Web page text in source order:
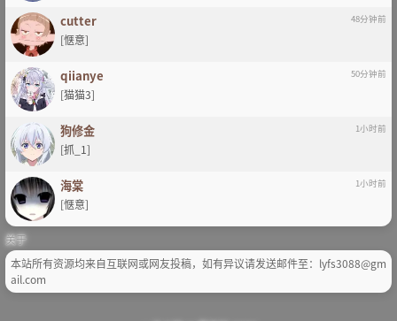
cutter 48分钟前
[惬意]
qiianye 50分钟前
[猫猫3]
狗修金 1小时前
[抓_1]
海棠 1小时前
[惬意]
关于
本站所有资源均来自互联网或网友投稿，如有异议请发送邮件至：lyfs3088@gm
ail.com